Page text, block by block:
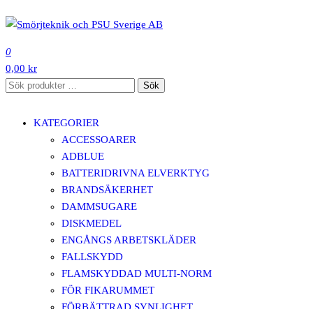
till
innehåll
0
0,00 kr
Sök
Sök
KATEGORIER
ACCESSOARER
ADBLUE
BATTERIDRIVNA ELVERKTYG
BRANDSÄKERHET
DAMMSUGARE
DISKMEDEL
ENGÅNGS ARBETSKLÄDER
FALLSKYDD
FLAMSKYDDAD MULTI-NORM
FÖR FIKARUMMET